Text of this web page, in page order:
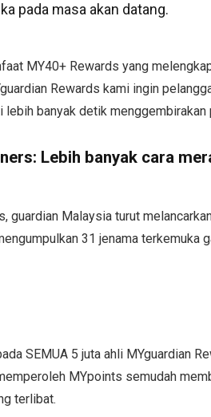
pada masa akan datang.
MY40+ Rewards yang
Rewards kami ingin
lebih banyak detik menggembirakan
Lebih banyak cara
guardian Malaysia turut
31 jenama terkemuka
SEMUA 5 juta ahli MYguardian
MYpoints semudah
terlibat.